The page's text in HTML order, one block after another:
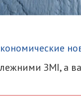
ЗМІ, а